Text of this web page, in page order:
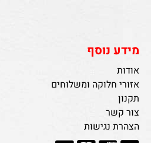
מידע נוסף
אודות
אזורי חלוקה ומשלוחים
תקנון
צור קשר
הצהרת נגישות